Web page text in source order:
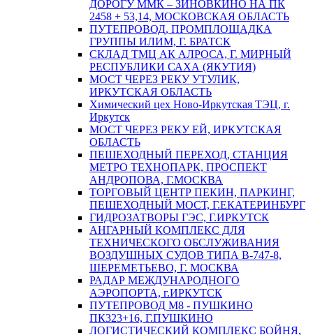
ДОРОГУ ММК – ЗИНОВКИНО НА ПК
2458 + 53,14, МОСКОВСКАЯ ОБЛАСТЬ
ПУТЕПРОВОД, ПРОМПЛОЩАДКА
ГРУППЫ ИЛИМ, Г. БРАТСК
СКЛАД ТМЦ АК АЛРОСА, Г. МИРНЫЙ
РЕСПУБЛИКИ САХА (ЯКУТИЯ)
МОСТ ЧЕРЕЗ РЕКУ УТУЛИК,
ИРКУТСКАЯ ОБЛАСТЬ
Химический цех Ново-Иркутская ТЭЦ, г.
Иркутск
МОСТ ЧЕРЕЗ РЕКУ ЕЙ, ИРКУТСКАЯ
ОБЛАСТЬ
ПЕШЕХОДНЫЙ ПЕРЕХОД, СТАНЦИЯ
МЕТРО ТЕХНОПАРК, ПРОСПЕКТ
АНДРОПОВА, Г.МОСКВА
ТОРГОВЫЙ ЦЕНТР ПЕКИН, ПАРКИНГ,
ПЕШЕХОДНЫЙ МОСТ, Г.ЕКАТЕРИНБУРГ
ГИДРОЗАТВОРЫ ГЭС, Г.ИРКУТСК
АНГАРНЫЙ КОМПЛЕКС ДЛЯ
ТЕХНИЧЕСКОГО ОБСЛУЖИВАНИЯ
ВОЗДУШНЫХ СУДОВ ТИПА В-747-8,
ШЕРЕМЕТЬЕВО, Г. МОСКВА
РАДАР МЕЖДУНАРОДНОГО
АЭРОПОРТА, г.ИРКУТСК
ПУТЕПРОВОД М8 - ПУШКИНО
ПК323+16, Г.ПУШКИНО
ЛОГИСТИЧЕСКИЙ КОМПЛЕКС БОЙНЯ,